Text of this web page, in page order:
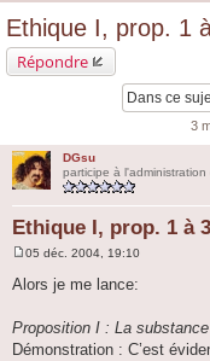
Ethique I, prop. 1
Répondre
3
DGsu
participe à l'administration
Ethique I, prop. 1 à
s
g
e
05 déc. 2004, 19:10
Alors je me lance:
Proposition I : La
Démonstration : C’est